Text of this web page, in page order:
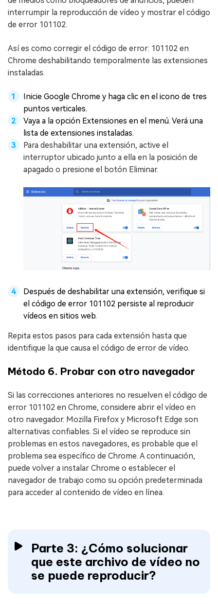
interrumpir la reproducción de vídeo y mostrar el código
de error 101102.
Así es como corregir el código de error: 101102 en
Chrome deshabilitando temporalmente las extensiones
instaladas.
Inicie Google Chrome y haga clic en el icono de tres
puntos verticales.
Vaya a la opción Extensiones en el menú. Verá una
lista de extensiones instaladas.
Para deshabilitar una extensión, active el
interruptor ubicado junto a ella en la posición de
apagado o presione el botón Eliminar.
Después de deshabilitar una extensión, verifique si
el código de error 101102 persiste al reproducir
vídeos en sitios web.
Repita estos pasos para cada extensión hasta que
identifique la que causa el código de error de vídeo.
Método 6. Probar con otro navegador
Si las correcciones anteriores no resuelven el código de
error 101102 en Chrome, considere abrir el vídeo en
otro navegador. Mozilla Firefox y Microsoft Edge son
alternativas confiables. Si el vídeo se reproduce sin
problemas en estos navegadores, es probable que el
problema sea específico de Chrome. A continuación,
puede volver a instalar Chrome o establecer el
navegador de trabajo como su opción predeterminada
para acceder al contenido de vídeo en línea.
Parte 3: ¿Cómo solucionar
que este archivo de vídeo no
se puede reproducir?